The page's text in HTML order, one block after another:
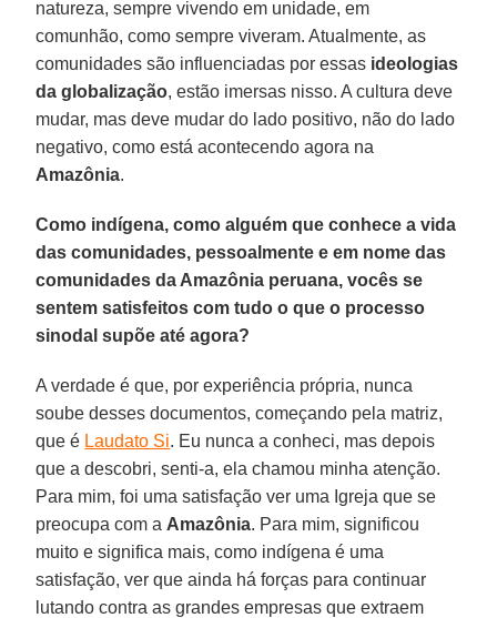
natureza, sempre vivendo em unidade, em
comunhão, como sempre viveram. Atualmente, as
comunidades são influenciadas por essas ideologias
da globalização, estão imersas nisso. A cultura deve
mudar, mas deve mudar do lado positivo, não do lado
negativo, como está acontecendo agora na
Amazônia.
Como indígena, como alguém que conhece a vida
das comunidades, pessoalmente e em nome das
comunidades da Amazônia peruana, vocês se
sentem satisfeitos com tudo o que o processo
sinodal supõe até agora?
A verdade é que, por experiência própria, nunca
soube desses documentos, começando pela matriz,
que é Laudato Si. Eu nunca a conheci, mas depois
que a descobri, senti-a, ela chamou minha atenção.
Para mim, foi uma satisfação ver uma Igreja que se
preocupa com a Amazônia. Para mim, significou
muito e significa mais, como indígena é uma
satisfação, ver que ainda há forças para continuar
lutando contra as grandes empresas que extraem